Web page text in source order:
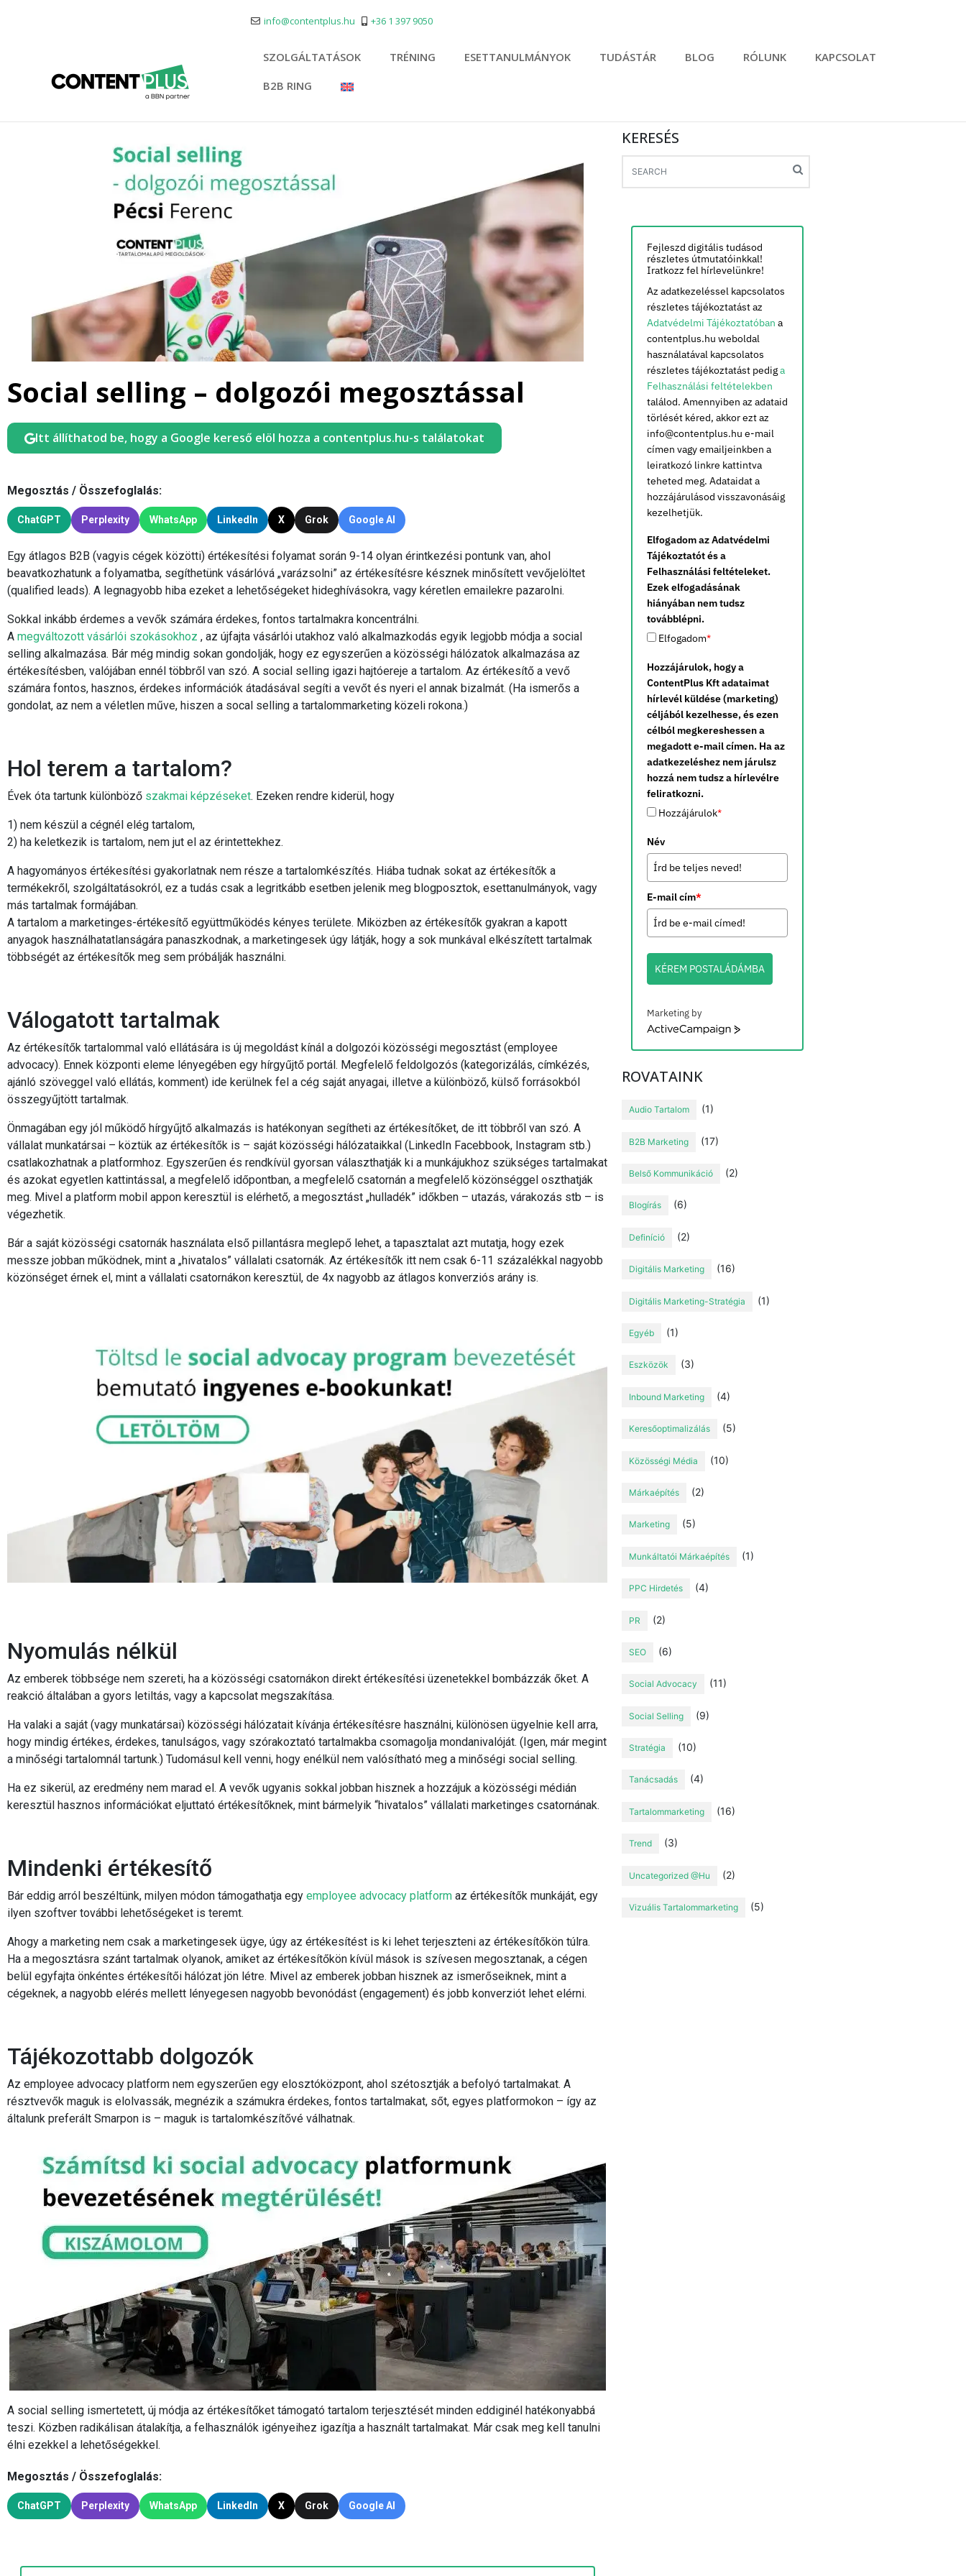
info@contentplus.hu +36 1 397 9050
SZOLGÁLTATÁSOK TRÉNING ESETTANULMÁNYOK TUDÁSTÁR BLOG RÓLUNK
KAPCSOLAT
B2B RING
Social selling – dolgozói megosztással
Itt állíthatod be, hogy a Google kereső elöl hozza a contentplus.hu-s találatokat
Megosztás / Összefoglalás:
ChatGPT Perplexity WhatsApp LinkedIn X Grok Google AI
Egy átlagos B2B (vagyis cégek közötti) értékesítési folyamat során 9-14 olyan érintkezési pontunk van, ahol
beavatkozhatunk a folyamatba, segíthetünk vásárlóvá „varázsolni” az értékesítésre késznek minősített vevőjelöltet
(qualified leads). A legnagyobb hiba ezeket a lehetőségeket hideghívásokra, vagy kéretlen emailekre pazarolni.
Sokkal inkább érdemes a vevők számára érdekes, fontos tartalmakra koncentrálni.
A megváltozott vásárlói szokásokhoz , az újfajta vásárlói utakhoz való alkalmazkodás egyik legjobb módja a social
selling alkalmazása. Bár még mindig sokan gondolják, hogy ez egyszerűen a közösségi hálózatok alkalmazása az
értékesítésben, valójában ennél többről van szó. A social selling igazi hajtóereje a tartalom. Az értékesítő a vevő
számára fontos, hasznos, érdekes információk átadásával segíti a vevőt és nyeri el annak bizalmát. (Ha ismerős a
gondolat, az nem a véletlen műve, hiszen a socal selling a tartalommarketing közeli rokona.)
Hol terem a tartalom?
Évek óta tartunk különböző szakmai képzéseket. Ezeken rendre kiderül, hogy
1) nem készül a cégnél elég tartalom,
2) ha keletkezik is tartalom, nem jut el az érintettekhez.
A hagyományos értékesítési gyakorlatnak nem része a tartalomkészítés. Hiába tudnak sokat az értékesítők a
termékekről, szolgáltatásokról, ez a tudás csak a legritkább esetben jelenik meg blogposztok, esettanulmányok, vagy
más tartalmak formájában.
A tartalom a marketinges-értékesítő együttműködés kényes területe. Miközben az értékesítők gyakran a kapott
anyagok használhatatlanságára panaszkodnak, a marketingesek úgy látják, hogy a sok munkával elkészített tartalmak
többségét az értékesítők meg sem próbálják használni.
Válogatott tartalmak
Az értékesítők tartalommal való ellátására is új megoldást kínál a dolgozói közösségi megosztást (employee
advocacy). Ennek központi eleme lényegében egy hírgyűjtő portál. Megfelelő feldolgozós (kategorizálás, címkézés,
ajánló szöveggel való ellátás, komment) ide kerülnek fel a cég saját anyagai, illetve a különböző, külső forrásokból
összegyűjtött tartalmak.
Önmagában egy jól működő hírgyűjtő alkalmazás is hatékonyan segítheti az értékesítőket, de itt többről van szó. A
vállalat munkatársai – köztük az értékesítők is – saját közösségi hálózataikkal (LinkedIn Facebbook, Instagram stb.)
csatlakozhatnak a platformhoz. Egyszerűen és rendkívül gyorsan választhatják ki a munkájukhoz szükséges tartalmakat
és azokat egyetlen kattintással, a megfelelő időpontban, a megfelelő csatornán a megfelelő közönséggel oszthatják
meg. Mivel a platform mobil appon keresztül is elérhető, a megosztást „hulladék” időkben – utazás, várakozás stb – is
végezhetik.
Bár a saját közösségi csatornák használata első pillantásra meglepő lehet, a tapasztalat azt mutatja, hogy ezek
messze jobban működnek, mint a „hivatalos” vállalati csatornák. Az értékesítők itt nem csak 6-11 százalékkal nagyobb
közönséget érnek el, mint a vállalati csatornákon keresztül, de 4x nagyobb az átlagos konverziós arány is.
Nyomulás nélkül
Az emberek többsége nem szereti, ha a közösségi csatornákon direkt értékesítési üzenetekkel bombázzák őket. A
reakció általában a gyors letiltás, vagy a kapcsolat megszakítása.
Ha valaki a saját (vagy munkatársai) közösségi hálózatait kívánja értékesítésre használni, különösen ügyelnie kell arra,
hogy mindig értékes, érdekes, tanulságos, vagy szórakoztató tartalmakba csomagolja mondanivalóját. (Igen, már megint
a minőségi tartalomnál tartunk.) Tudomásul kell venni, hogy enélkül nem valósítható meg a minőségi social selling.
Ha ez sikerül, az eredmény nem marad el. A vevők ugyanis sokkal jobban hisznek a hozzájuk a közösségi médián
keresztül hasznos információkat eljuttató értékesítőknek, mint bármelyik “hivatalos” vállalati marketinges csatornának.
Mindenki értékesítő
Bár eddig arról beszéltünk, milyen módon támogathatja egy employee advocacy platform az értékesítők munkáját, egy
ilyen szoftver további lehetőségeket is teremt.
Ahogy a marketing nem csak a marketingesek ügye, úgy az értékesítést is ki lehet terjeszteni az értékesítőkön túlra.
Ha a megosztásra szánt tartalmak olyanok, amiket az értékesítőkön kívül mások is szívesen megosztanak, a cégen
belül egyfajta önkéntes értékesítői hálózat jön létre. Mivel az emberek jobban hisznek az ismerőseiknek, mint a
cégeknek, a nagyobb elérés mellett lényegesen nagyobb bevonódást (engagement) és jobb konverziót lehet elérni.
Tájékozottabb dolgozók
Az employee advocacy platform nem egyszerűen egy elosztóközpont, ahol szétosztják a befolyó tartalmakat. A
résztvevők maguk is elolvassák, megnézik a számukra érdekes, fontos tartalmakat, sőt, egyes platformokon – így az
általunk preferált Smarpon is – maguk is tartalomkészítővé válhatnak.
A social selling ismertetett, új módja az értékesítőket támogató tartalom terjesztését minden eddiginél hatékonyabbá
teszi. Közben radikálisan átalakítja, a felhasználók igényeihez igazítja a használt tartalmakat. Már csak meg kell tanulni
élni ezekkel a lehetőségekkel.
Megosztás / Összefoglalás:
ChatGPT Perplexity WhatsApp LinkedIn X Grok Google AI
KERESÉS
Fejleszd digitális tudásod
részletes útmutatóinkkal!
Iratkozz fel hírlevelünkre!
Az adatkezeléssel kapcsolatos
részletes tájékoztatást az
Adatvédelmi Tájékoztatóban a
contentplus.hu weboldal
használatával kapcsolatos
részletes tájékoztatást pediga
Felhasználási feltételekben
találod. Amennyiben az adataid
törlését kéred, akkor ezt az
info@contentplus.hu e-mail
címen vagy emailjeinkben a
leiratkozó linkre kattintva
teheted meg. Adataidat a
hozzájárulásod visszavonásáig
kezelhetjük.
Elfogadom az Adatvédelmi
Tájékoztatót és a
Felhasználási feltételeket.
Ezek elfogadásának
hiányában nem tudsz
továbblépni.
Elfogadom*
Hozzájárulok, hogy a
ContentPlus Kft adataimat
hírlevél küldése (marketing)
céljából kezelhesse, és ezen
célból megkereshessen a
megadott e-mail címen. Ha az
adatkezeléshez nem járulsz
hozzá nem tudsz a hírlevélre
feliratkozni.
Hozzájárulok*
Név
E-mail cím*
KÉREM POSTALÁDÁMBA
Marketing by
ActiveCampaign
ROVATAINK
Audio Tartalom (1)
B2B Marketing (17)
Belső Kommunikáció (2)
Blogírás (6)
Definíció (2)
Digitális Marketing (16)
Digitális Marketing-Stratégia (1)
Egyéb (1)
Eszközök (3)
Inbound Marketing (4)
Keresőoptimalizálás (5)
Közösségi Média (10)
Márkaépítés (2)
Marketing (5)
Munkáltatói Márkaépítés (1)
PPC Hirdetés (4)
PR (2)
SEO (6)
Social Advocacy (11)
Social Selling (9)
Stratégia (10)
Tanácsadás (4)
Tartalommarketing (16)
Trend (3)
Uncategorized @hu (2)
Vizuális Tartalommarketing (5)